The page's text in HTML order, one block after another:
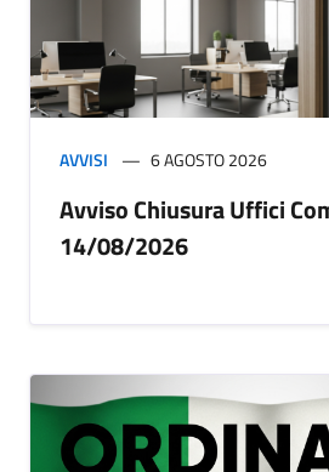
AVVISI 6 AGOSTO 2026
Avviso Chiusura Uffici
14/08/2026